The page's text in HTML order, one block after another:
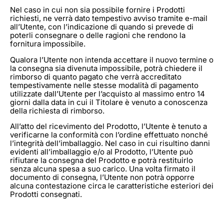
Nel caso in cui non sia possibile fornire i Prodotti
richiesti, ne verrà dato tempestivo avviso tramite e-mail
all’Utente, con l’indicazione di quando si prevede di
poterli consegnare o delle ragioni che rendono la
fornitura impossibile.
Qualora l’Utente non intenda accettare il nuovo termine o
la consegna sia divenuta impossibile, potrà chiedere il
rimborso di quanto pagato che verrà accreditato
tempestivamente nelle stesse modalità di pagamento
utilizzate dall’Utente per l’acquisto al massimo entro 14
giorni dalla data in cui il Titolare è venuto a conoscenza
della richiesta di rimborso.
All’atto del ricevimento del Prodotto, l’Utente è tenuto a
verificarne la conformità con l’ordine effettuato nonché
l’integrità dell’imballaggio. Nel caso in cui risultino danni
evidenti all’imballaggio e/o al Prodotto, l’Utente può
rifiutare la consegna del Prodotto e potrà restituirlo
senza alcuna spesa a suo carico. Una volta firmato il
documento di consegna, l’Utente non potrà opporre
alcuna contestazione circa le caratteristiche esteriori dei
Prodotti consegnati.